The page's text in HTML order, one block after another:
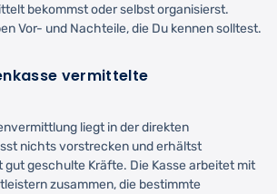
bekommst oder selbst organisierst.
Vor- und Nachteile, die Du kennen solltest.
vermittelte
liegt in der direkten
nichts vorstrecken und erhältst
gut geschulte Kräfte. Die Kasse arbeitet mit
zusammen, die bestimmte